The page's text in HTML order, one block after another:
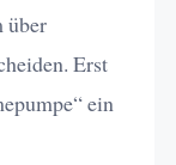
über
Erst
ein